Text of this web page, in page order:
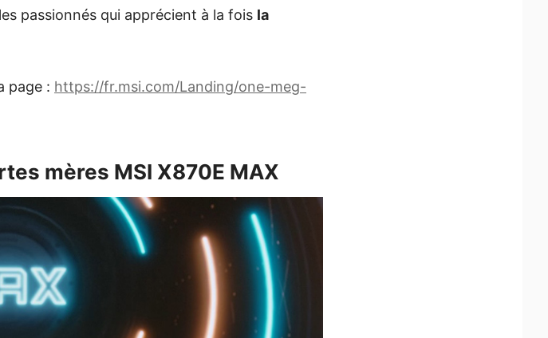
passionnés qui apprécient à la fois la
page : https://fr.msi.com/Landing/one-meg-
mères MSI X870E MAX